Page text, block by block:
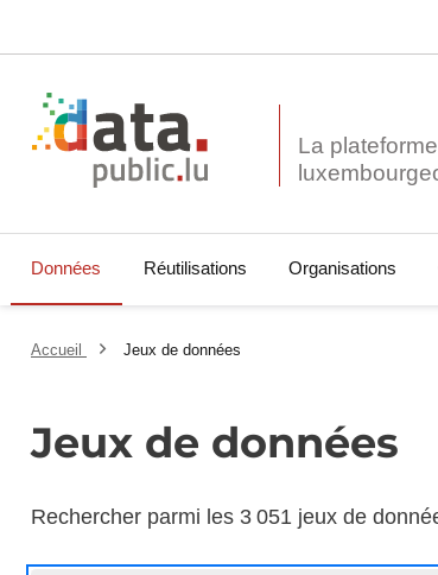
La
Données Réutilisations Organisations
Accueil Jeux de données
Jeux de données
Rechercher parmi les 3 051 jeux de